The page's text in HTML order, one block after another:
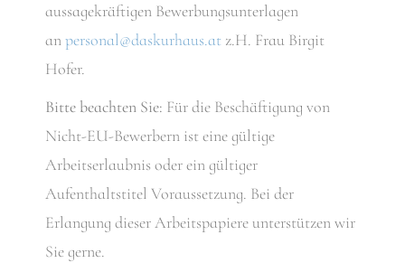
aussagekräftigen Bewerbungsunterlagen
anpersonal@daskurhaus.at z.H. Frau Birgit
Hofer.
Bitte beachten Sie: Für die Beschäftigung von
Nicht-EU-Bewerbern ist eine gültige
Arbeitserlaubnis oder ein gültiger
Aufenthaltstitel Voraussetzung. Bei der
Erlangung dieser Arbeitspapiere unterstützen wir
Sie gerne.